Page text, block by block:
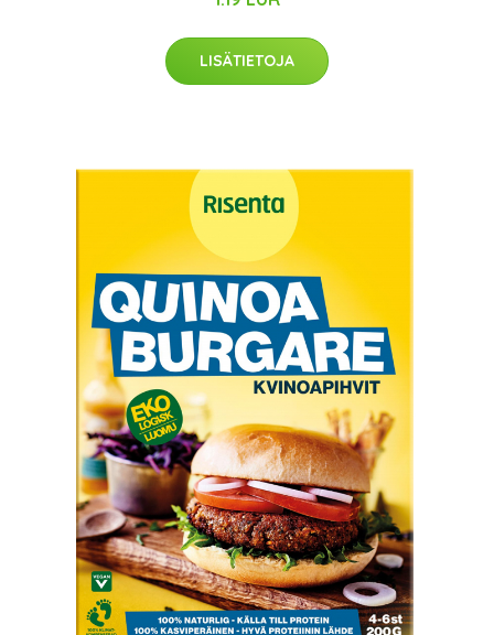
LISÄTIETOJA